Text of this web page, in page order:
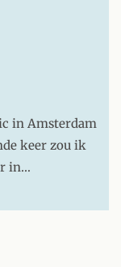
in Amsterdam
keer zou ik
in…